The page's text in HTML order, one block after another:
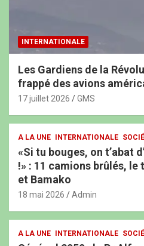
INTERNATIONALE
Les Gardiens de la
frappé des avions
17 juillet 2026 GMS
A LA UNE INTERNATIONALE
«Si tu bouges, on t’abat
!» : 11 camions brûlés,
et Bamako
18 mai 2026 Admin
A LA UNE INTERNATIONALE